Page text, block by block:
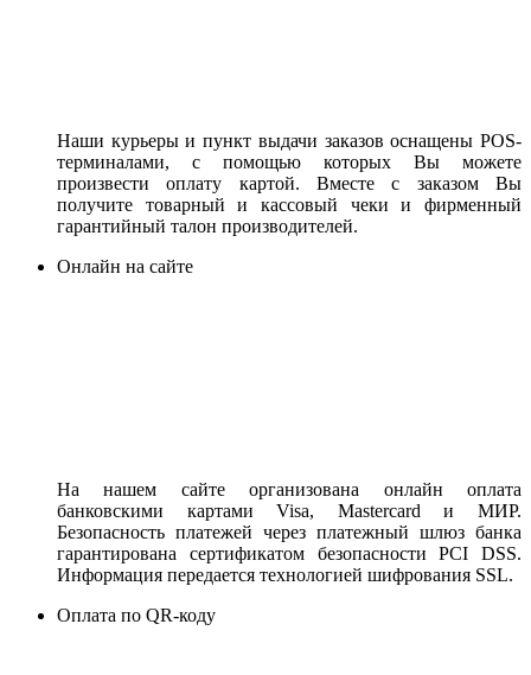
Наши курьеры и пункт выдачи заказов оснащены POS-
терминалами, с помощью которых Вы можете
произвести оплату картой. Вместе с заказом Вы
получите товарный и кассовый чеки и фирменный
гарантийный талон производителей.
Онлайн на сайте
На нашем сайте организована онлайн оплата
банковскими картами Visa, Mastercard и МИР.
Безопасность платежей через платежный шлюз банка
гарантирована сертификатом безопасности PCI DSS.
Информация передается технологией шифрования SSL.
Оплата по QR-коду